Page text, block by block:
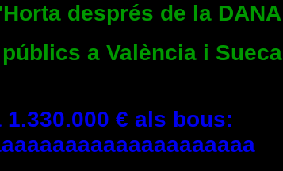
després de la DANA
a València i Sueca
€ als bous: